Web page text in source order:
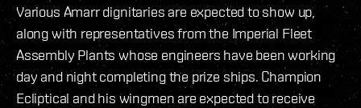
Various Amarr dignitaries are expected to show up,
along with representatives from the Imperial Fleet
Assembly Plants whose engineers have been working
day and night completing the prize ships. Champion
Ecliptical and his wingmen are expected to receive